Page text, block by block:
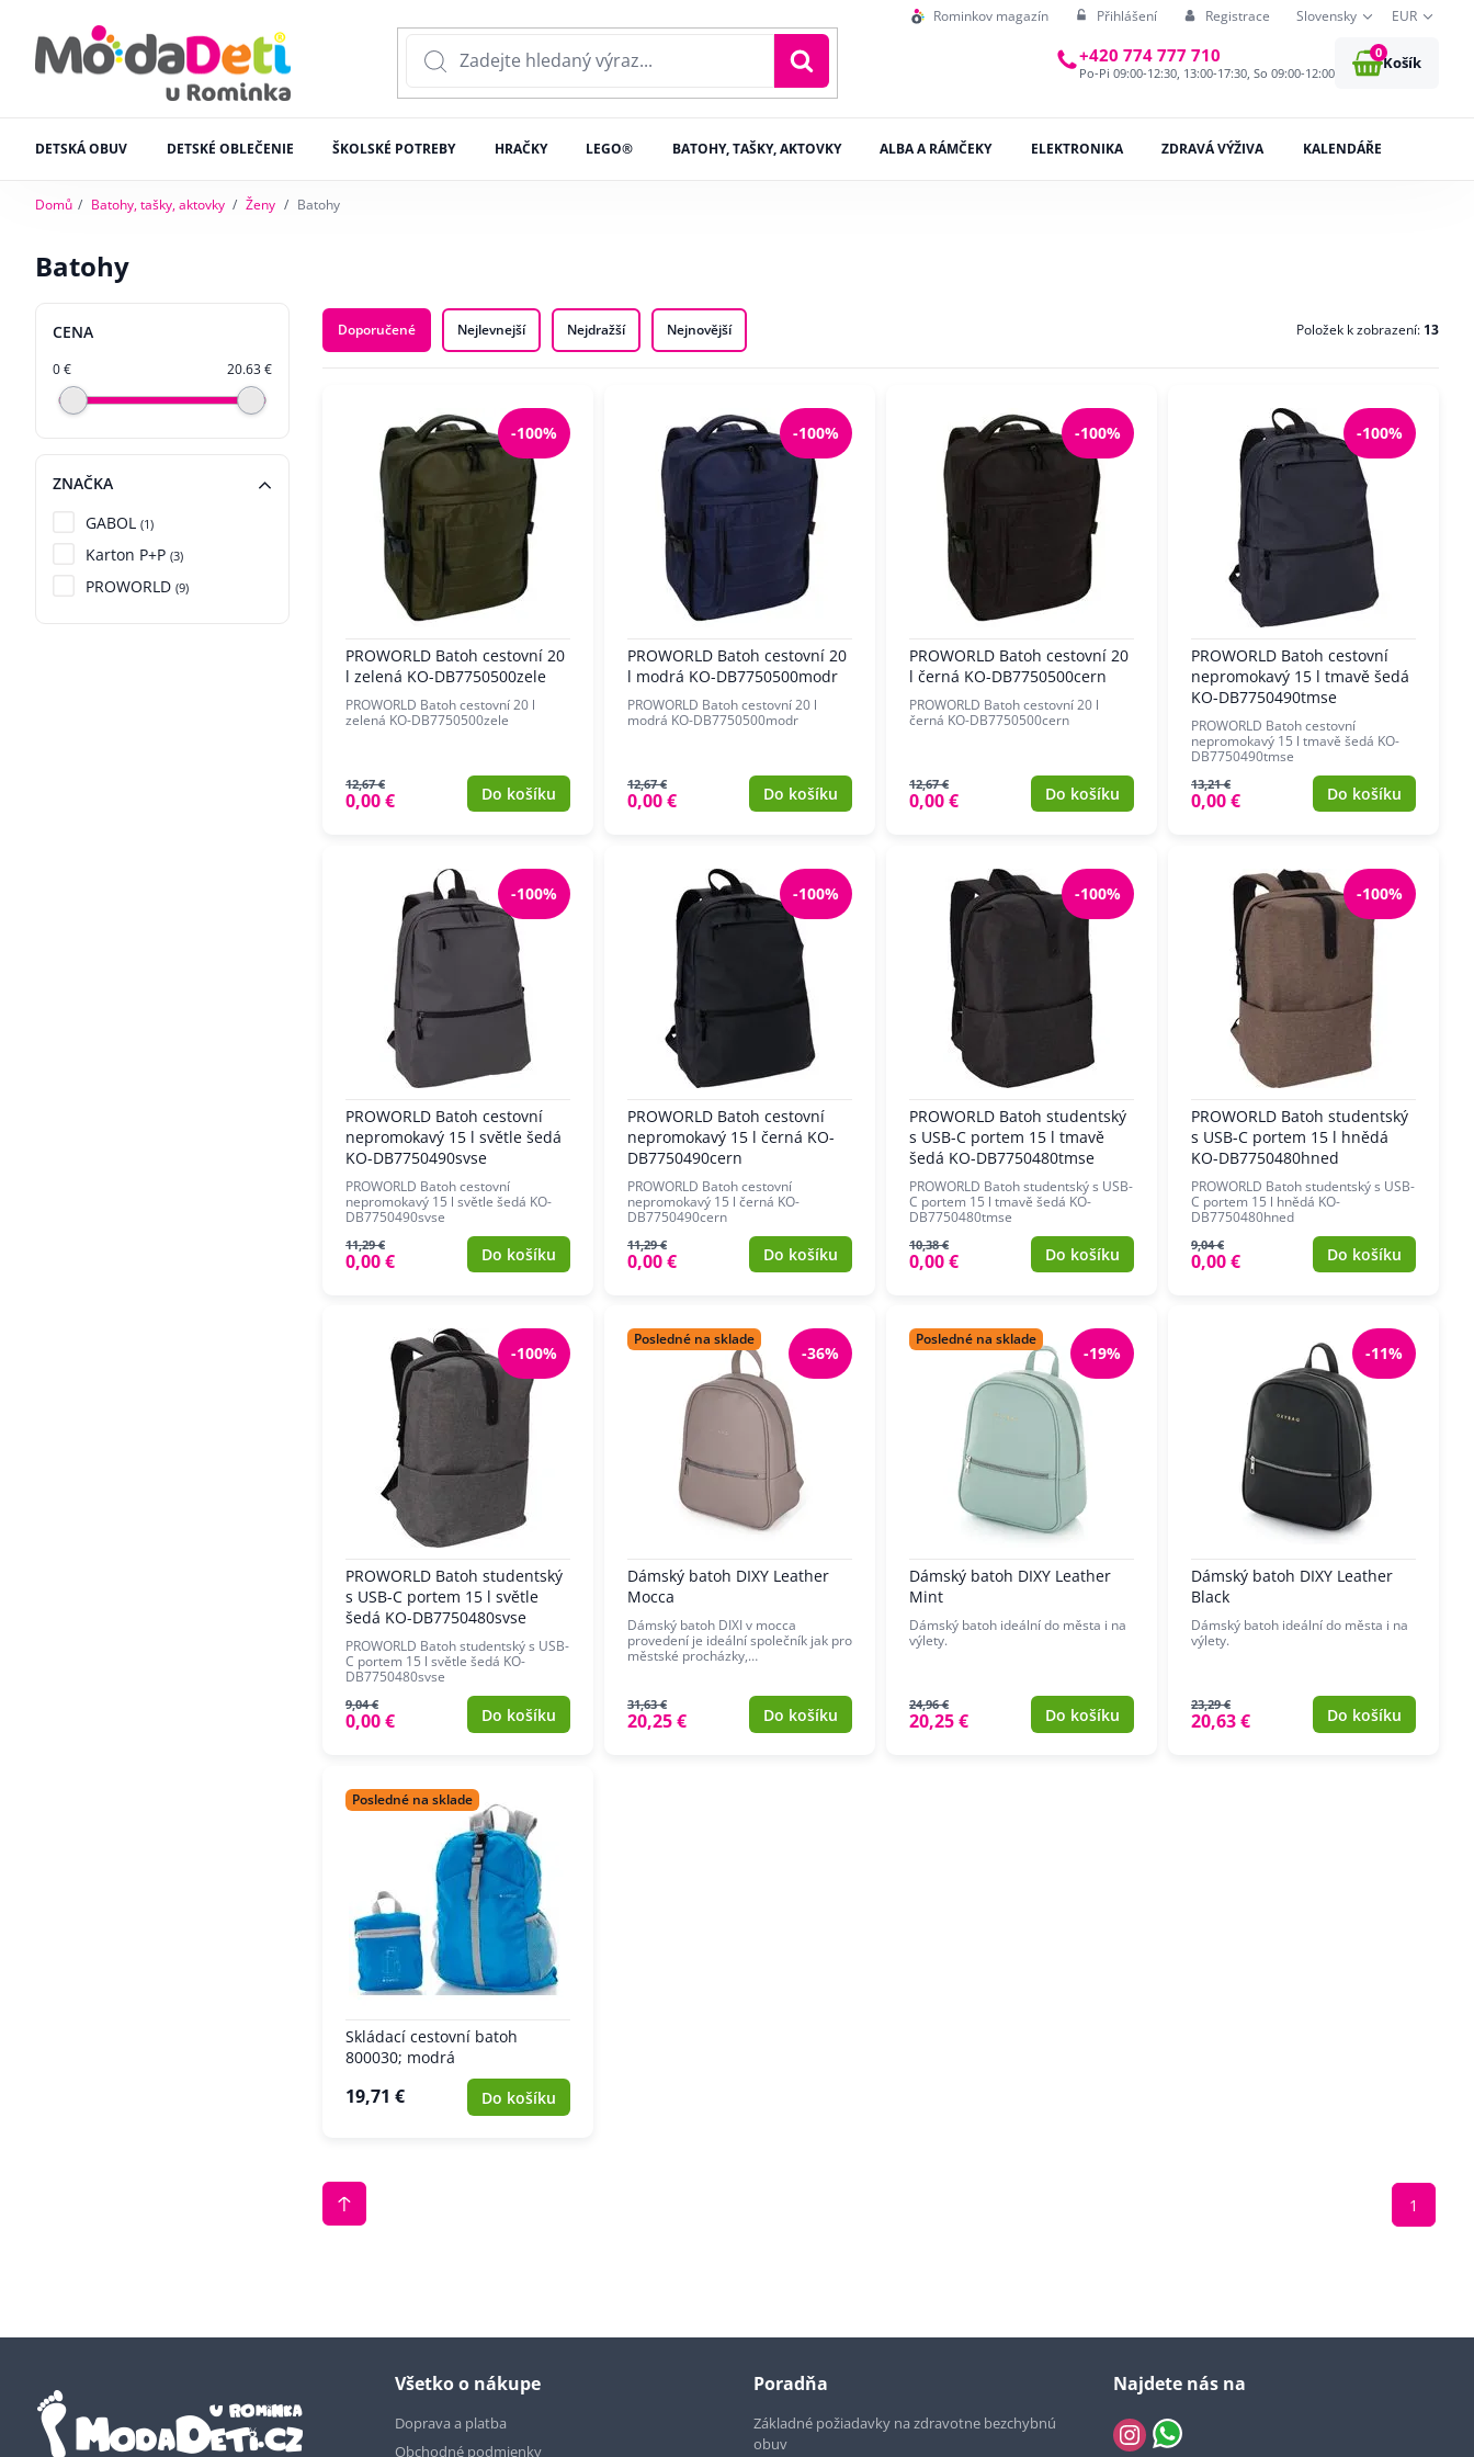
Rominkov magazín Přihlášení Registrace Slovensky EUR
+420 774 777 710
Po-Pi 09:00-12:30, 13:00-17:30, So 09:00-12:00
0
Košík
DETSKÁ OBUV DETSKÉ OBLEČENIE ŠKOLSKÉ POTREBY HRAČKY LEGO® BATOHY, TAŠKY, AKTOVKY ALBA A RÁMČEKY ELEKTRONIKA ZDRAVÁ VÝŽIVA KALENDÁŘE
Domů Batohy, tašky, aktovky Ženy Batohy
Batohy
CENA
0 € 20.63 €
ZNAČKA
GABOL (1)
Karton P+P (3)
PROWORLD (9)
Doporučené Nejlevnejší Nejdražší Nejnovější Položek k zobrazení: 13
-100%
PROWORLD Batoh cestovní 20
l zelená KO-DB7750500zele
PROWORLD Batoh cestovní 20 l
zelená KO-DB7750500zele
12,67 €
0,00 € Do košíku
-100%
PROWORLD Batoh cestovní 20
l modrá KO-DB7750500modr
PROWORLD Batoh cestovní 20 l
modrá KO-DB7750500modr
12,67 €
0,00 € Do košíku
-100%
PROWORLD Batoh cestovní 20
l černá KO-DB7750500cern
PROWORLD Batoh cestovní 20 l
černá KO-DB7750500cern
12,67 €
0,00 € Do košíku
-100%
PROWORLD Batoh cestovní
nepromokavý 15 l tmavě šedá
KO-DB7750490tmse
PROWORLD Batoh cestovní
nepromokavý 15 l tmavě šedá KO-
DB7750490tmse
13,21 €
0,00 € Do košíku
-100%
PROWORLD Batoh cestovní
nepromokavý 15 l světle šedá
KO-DB7750490svse
PROWORLD Batoh cestovní
nepromokavý 15 l světle šedá KO-
DB7750490svse
11,29 €
0,00 € Do košíku
-100%
PROWORLD Batoh cestovní
nepromokavý 15 l černá KO-
DB7750490cern
PROWORLD Batoh cestovní
nepromokavý 15 l černá KO-
DB7750490cern
11,29 €
0,00 € Do košíku
-100%
PROWORLD Batoh studentský
s USB-C portem 15 l tmavě
šedá KO-DB7750480tmse
PROWORLD Batoh studentský s USB-
C portem 15 l tmavě šedá KO-
DB7750480tmse
10,38 €
0,00 € Do košíku
-100%
PROWORLD Batoh studentský
s USB-C portem 15 l hnědá
KO-DB7750480hned
PROWORLD Batoh studentský s USB-
C portem 15 l hnědá KO-
DB7750480hned
9,04 €
0,00 € Do košíku
-100%
PROWORLD Batoh studentský
s USB-C portem 15 l světle
šedá KO-DB7750480svse
PROWORLD Batoh studentský s USB-
C portem 15 l světle šedá KO-
DB7750480svse
9,04 €
0,00 € Do košíku
Posledné na sklade
-36%
Dámský batoh DIXY Leather
Mocca
Dámský batoh DIXI v mocca
provedení je ideální společník jak pro
městské procházky,…
31,63 €
20,25 € Do košíku
Posledné na sklade
-19%
Dámský batoh DIXY Leather
Mint
Dámský batoh ideální do města i na
výlety.
24,96 €
20,25 € Do košíku
-11%
Dámský batoh DIXY Leather
Black
Dámský batoh ideální do města i na
výlety.
23,29 €
20,63 € Do košíku
Posledné na sklade
Skládací cestovní batoh
800030; modrá
19,71 € Do košíku
1
Všetko o nákupe
Doprava a platba
Obchodné podmienky
Poradňa
Základné požiadavky na zdravotne bezchybnú
obuv
Najdete nás na